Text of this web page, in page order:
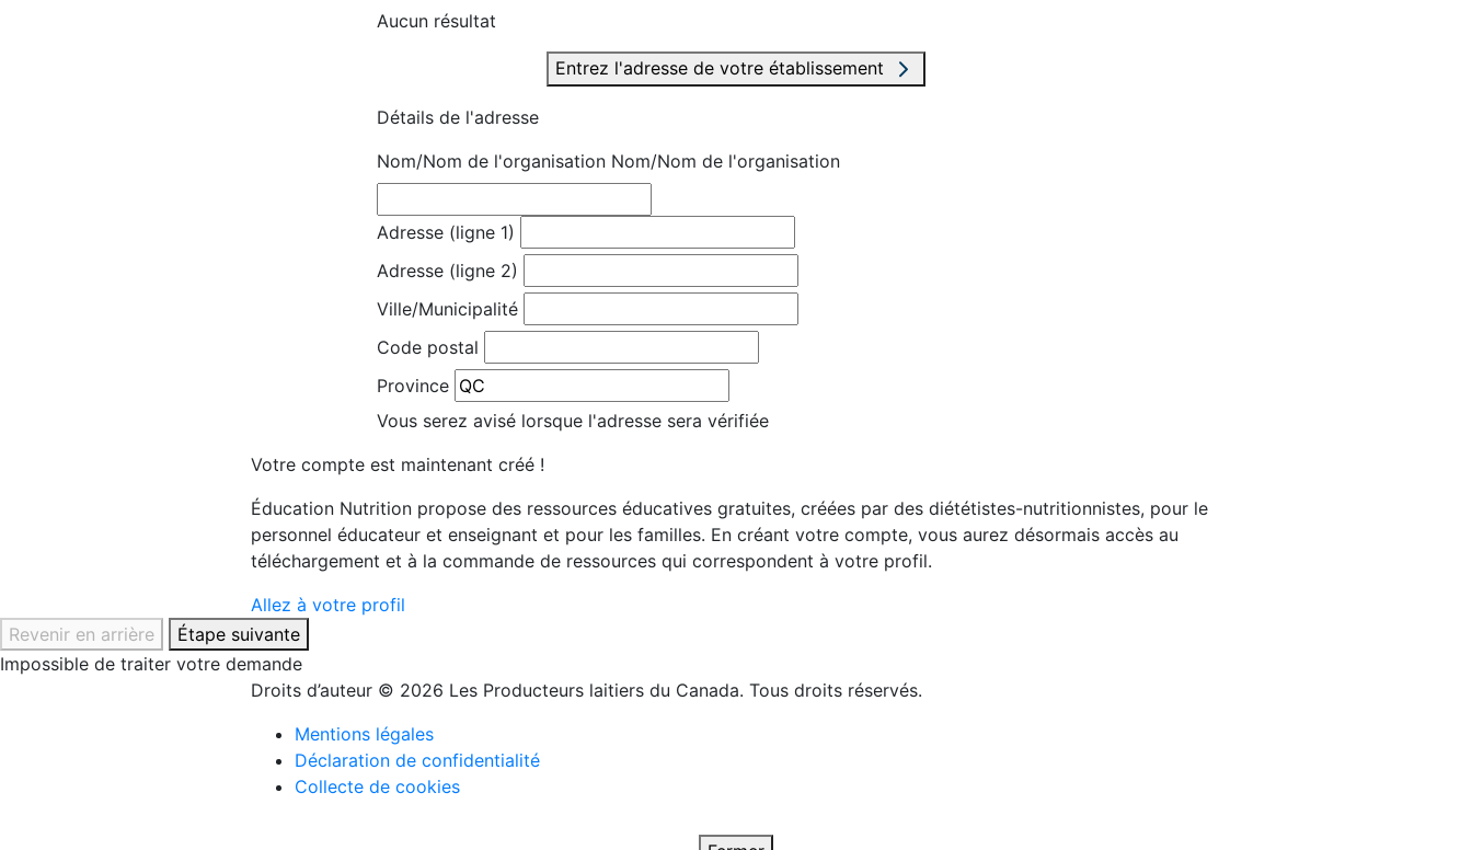
Aucun résultat
Entrez l'adresse de votre établissement
Détails de l'adresse
Nom/Nom de l'organisation Nom/Nom de l'organisation
Adresse (ligne 1)
Adresse (ligne 2)
Ville/Municipalité
Code postal
Province
Vous serez avisé lorsque l'adresse sera vérifiée
Votre compte est maintenant créé !
Éducation Nutrition propose des ressources éducatives gratuites, créées par des diététistes-nutritionnistes, pour le
personnel éducateur et enseignant et pour les familles. En créant votre compte, vous aurez désormais accès au
téléchargement et à la commande de ressources qui correspondent à votre profil.
Allez à votre profil
Revenir en arrière
Étape suivante
Impossible de traiter votre demande
Droits d’auteur © 2026 Les Producteurs laitiers du Canada. Tous droits réservés.
Mentions légales
Déclaration de confidentialité
Collecte de cookies